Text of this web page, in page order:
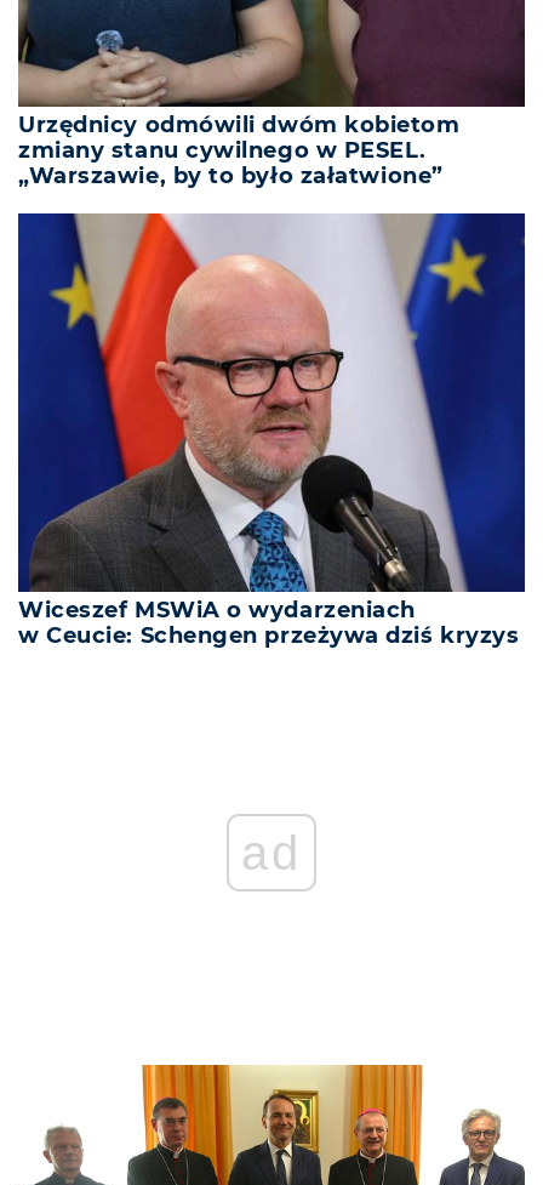
Urzędnicy odmówili dwóm kobietom
zmiany stanu cywilnego w PESEL.
„Warszawie, by to było załatwione”
Wiceszef MSWiA o wydarzeniach
w Ceucie: Schengen przeżywa dziś kryzys
ad